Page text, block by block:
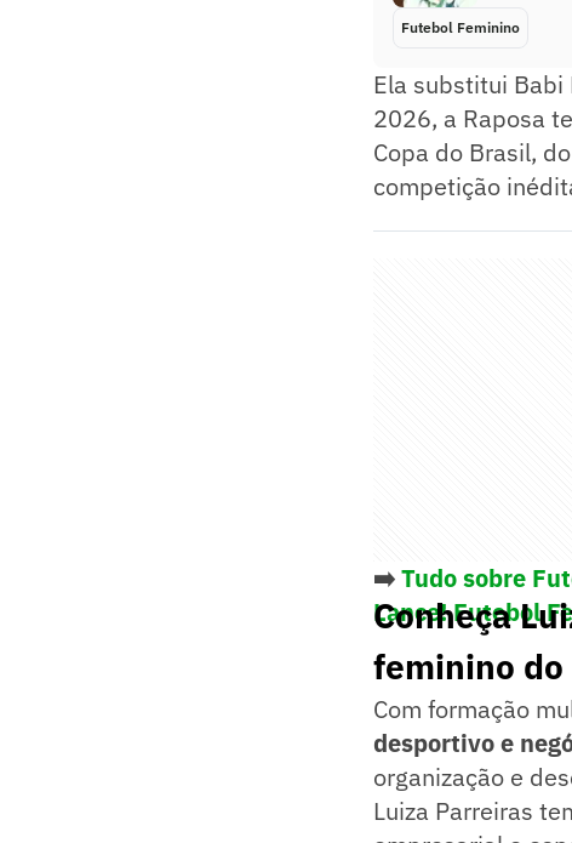
Futebol Feminino
Ela substitui Babi
2026, a Raposa
Copa do Brasil,
competição
➡️Tudo sobre
Lance! Futebol
Conheça
feminino do
Com formação
desportivo e
organização e
Luiza Parreiras